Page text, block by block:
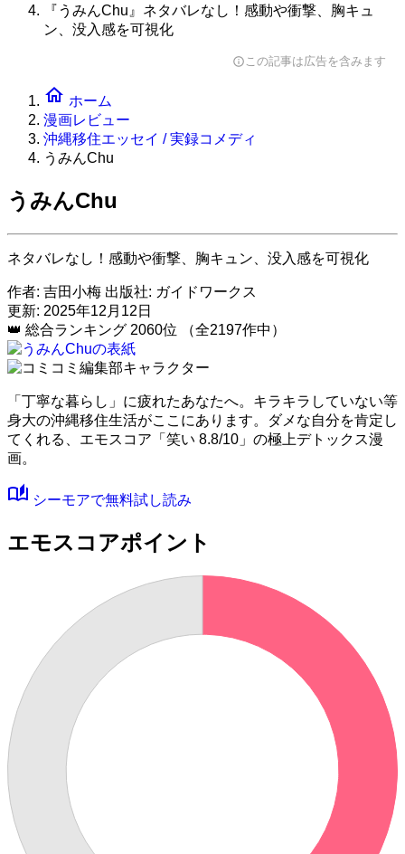
『うみんChu』ネタバレなし！感動や衝撃、胸キュ
ン、没入感を可視化
infoこの記事は広告を含みます
home ホーム
漫画レビュー
沖縄移住エッセイ / 実録コメディ
うみんChu
うみんChu
ネタバレなし！感動や衝撃、胸キュン、没入感を可視化
作者: 吉田小梅 出版社: ガイドワークス
更新: 2025年12月12日
👑 総合ランキング 2060位 （全2197作中）
「丁寧な暮らし」に疲れたあなたへ。キラキラしていない等
身大の沖縄移住生活がここにあります。ダメな自分を肯定し
てくれる、 エモスコア「笑い 8.8/10」 の極上デトックス漫
画。
auto_stories シーモアで無料試し読み
エモスコアポイント